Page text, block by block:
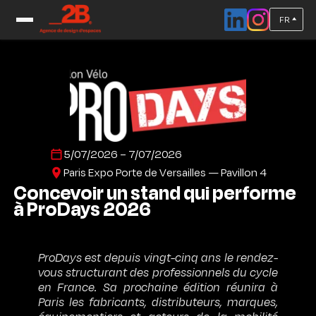
FR
Accueil / Salons 3ème trimestre Standiste pour le salon ProDays 2026
5/07/2026 – 7/07/2026
Paris Expo Porte de Versailles — Pavillon 4
Concevoir un stand qui performe
à ProDays 2026
ProDays est depuis vingt-cinq ans le rendez-
vous structurant des professionnels du cycle
en France. Sa prochaine édition réunira à
Paris les fabricants, distributeurs, marques,